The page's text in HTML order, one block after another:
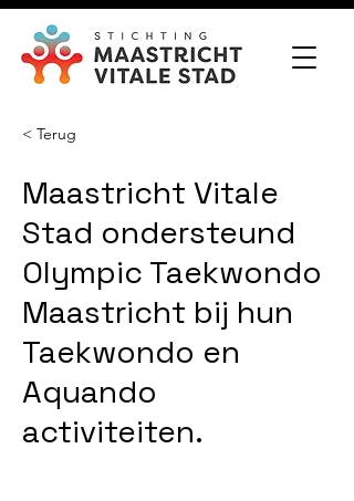
< Terug
Maastricht Vitale
Stad ondersteund
Olympic Taekwondo
Maastricht bij hun
Taekwondo en
Aquando
activiteiten.